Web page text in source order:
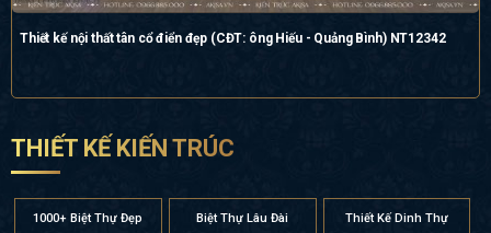
Thiết kế nội thất tân cổ điển đẹp (CĐT: ông Hiếu - Quảng Bình) NT12342
THIẾT KẾ KIẾN TRÚC
1000+ Biệt Thự Đẹp Biệt Thự Lâu Đài Thiết Kế Dinh Thự